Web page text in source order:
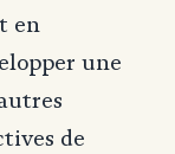
en
une
de